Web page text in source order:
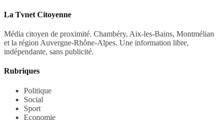
La Tvnet Citoyenne
Média citoyen de proximité. Chambéry, Aix-les-Bains, Montmélian
et la région Auvergne-Rhône-Alpes. Une information libre,
indépendante, sans publicité.
Rubriques
Politique
Social
Sport
Economie